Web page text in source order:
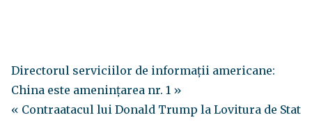
Directorul serviciilor de informații americane:
China este amenințarea nr. 1 »
« Contraatacul lui Donald Trump la Lovitura de Stat